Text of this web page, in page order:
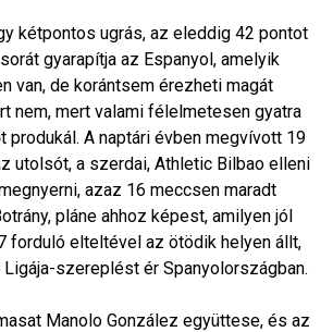
kétpontos ugrás, az eleddig 42 pontot
gyarapítja az Espanyol, amelyik
van, de korántsem érezheti magát
nem, mert valami félelmetesen gyatra
A naptári évben megvívott 19
utolsót, a szerdai, Athletic Bilbao elleni
azaz 16 meccsen maradt
pláne ahhoz képest, amilyen jól
forduló elteltével az ötödik helyen állt,
Ligája-szereplést ér Spanyolországban.
Manolo González együttese, és az